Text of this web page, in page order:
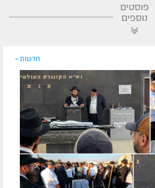
פוסטים
נוספים
חדשות »